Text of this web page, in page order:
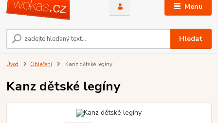
Menu
Hledat
Úvod Oblečení Kanz dětské legíny
Kanz dětské legíny